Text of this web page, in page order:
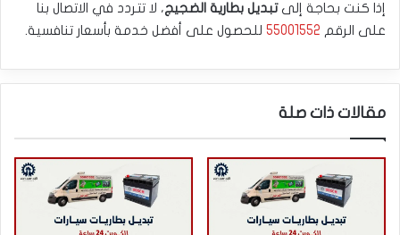
إذا كنت بحاجة إلىتبديل بطارية الضجيج، لا تتردد في الاتصال بنا
على الرقم 55001552 للحصول على أفضل خدمة بأسعار تنافسية.
مقالات ذات صلة